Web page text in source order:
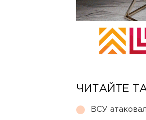
ЧИТАЙТЕ
ВСУ